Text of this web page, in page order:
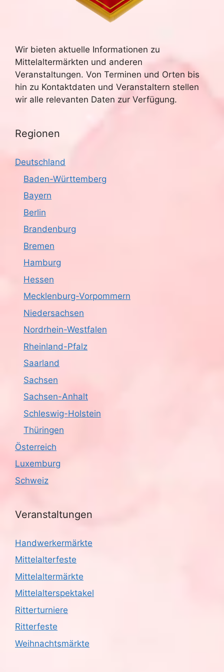
Wir bieten aktuelle Informationen zu
Mittelaltermärkten und anderen
Veranstaltungen. Von Terminen und Orten bis
hin zu Kontaktdaten und Veranstaltern stellen
wir alle relevanten Daten zur Verfügung.
Regionen
Deutschland
Baden-Württemberg
Bayern
Berlin
Brandenburg
Bremen
Hamburg
Hessen
Mecklenburg-Vorpommern
Niedersachsen
Nordrhein-Westfalen
Rheinland-Pfalz
Saarland
Sachsen
Sachsen-Anhalt
Schleswig-Holstein
Thüringen
Österreich
Luxemburg
Schweiz
Veranstaltungen
Handwerkermärkte
Mittelalterfeste
Mittelaltermärkte
Mittelalterspektakel
Ritterturniere
Ritterfeste
Weihnachtsmärkte